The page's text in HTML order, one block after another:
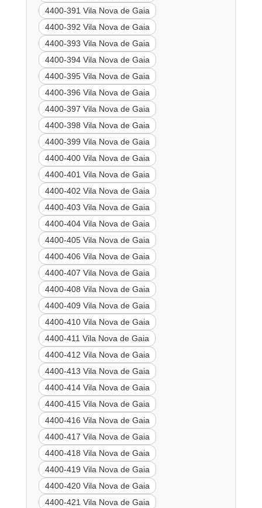
4400-391 Vila Nova de Gaia
4400-392 Vila Nova de Gaia
4400-393 Vila Nova de Gaia
4400-394 Vila Nova de Gaia
4400-395 Vila Nova de Gaia
4400-396 Vila Nova de Gaia
4400-397 Vila Nova de Gaia
4400-398 Vila Nova de Gaia
4400-399 Vila Nova de Gaia
4400-400 Vila Nova de Gaia
4400-401 Vila Nova de Gaia
4400-402 Vila Nova de Gaia
4400-403 Vila Nova de Gaia
4400-404 Vila Nova de Gaia
4400-405 Vila Nova de Gaia
4400-406 Vila Nova de Gaia
4400-407 Vila Nova de Gaia
4400-408 Vila Nova de Gaia
4400-409 Vila Nova de Gaia
4400-410 Vila Nova de Gaia
4400-411 Vila Nova de Gaia
4400-412 Vila Nova de Gaia
4400-413 Vila Nova de Gaia
4400-414 Vila Nova de Gaia
4400-415 Vila Nova de Gaia
4400-416 Vila Nova de Gaia
4400-417 Vila Nova de Gaia
4400-418 Vila Nova de Gaia
4400-419 Vila Nova de Gaia
4400-420 Vila Nova de Gaia
4400-421 Vila Nova de Gaia